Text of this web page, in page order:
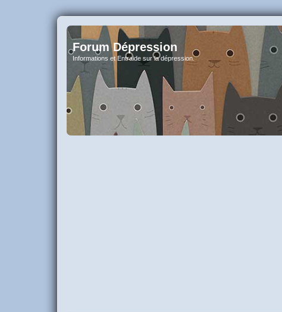
Forum Dépression
Informations et Entraide sur la dépression.